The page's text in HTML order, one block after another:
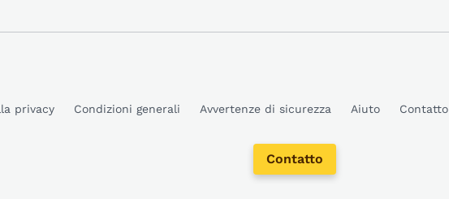
Contatto
privacy Condizioni generali Avvertenze di sicurezza Aiuto Contatto